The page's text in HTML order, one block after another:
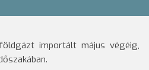
importált május végéig,